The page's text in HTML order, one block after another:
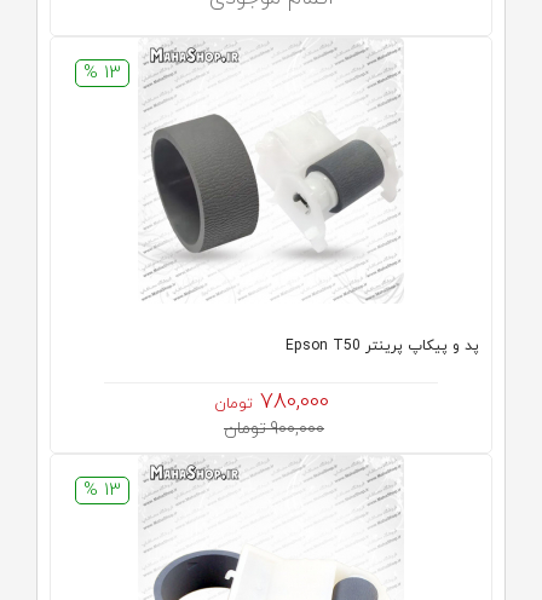
13 %
پد و پیکاپ پرینتر Epson T50
780,000 تومان
900,000 تومان
13 %